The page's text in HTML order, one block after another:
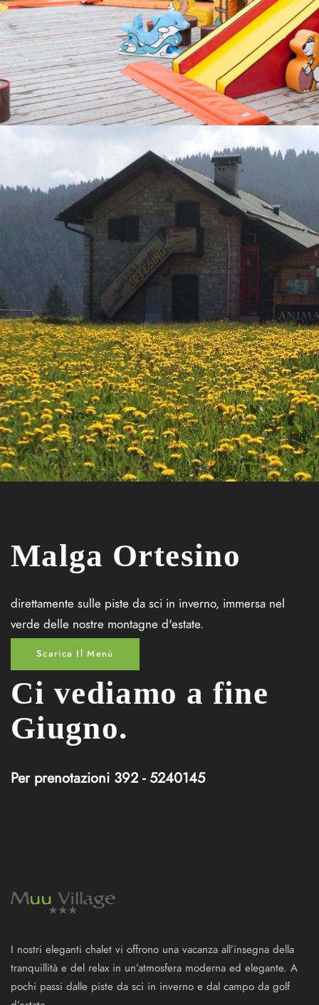
Malga Ortesino
direttamente sulle piste da sci in inverno, immersa nel
verde delle nostre montagne d'estate.
Scarica Il Menù
Ci vediamo a fine
Giugno.
Per prenotazioni 392 - 5240145
I nostri eleganti chalet vi offrono una vacanza all’insegna della
tranquillità e del relax in un’atmosfera moderna ed elegante. A
pochi passi dalle piste da sci in inverno e dal campo da golf